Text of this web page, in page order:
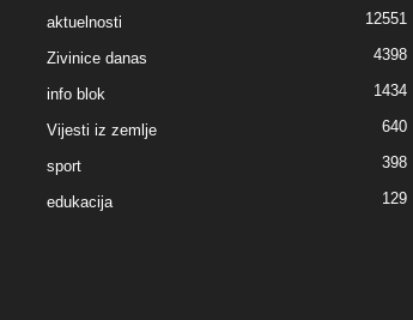
aktuelnosti 12551
Zivinice danas 4398
info blok 1434
Vijesti iz zemlje 640
sport 398
edukacija 129